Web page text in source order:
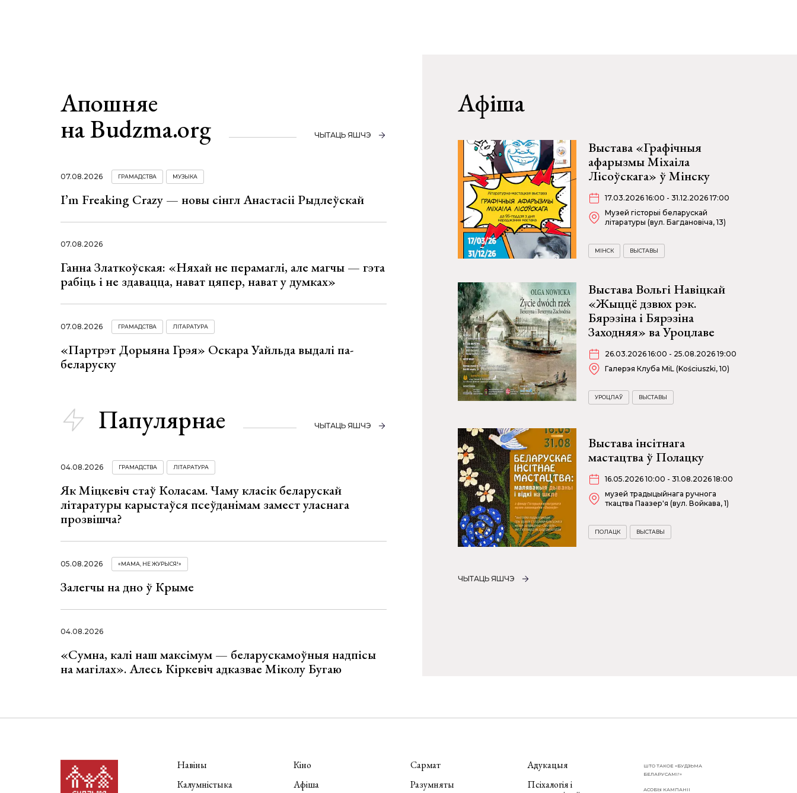
Апошняе
на Budzma.org
ЧЫТАЦЬ ЯШЧЭ
07.08.2026 ГРАМАДСТВА МУЗЫКА
I’m Freaking Crazy — новы сінгл Анастасіі Рыдлеўскай
07.08.2026
Ганна Златкоўская: «Няхай не перамаглі, але магчы — гэта
рабіць і не здавацца, нават цяпер, нават у думках»
07.08.2026 ГРАМАДСТВА ЛІТАРАТУРА
«Партрэт Дорыяна Грэя» Оскара Уайльда выдалі па-
беларуску
Папулярнае ЧЫТАЦЬ ЯШЧЭ
04.08.2026 ГРАМАДСТВА ЛІТАРАТУРА
Як Міцкевіч стаў Коласам. Чаму класік беларускай
літаратуры карыстаўся псеўданімам замест уласнага
прозвішча?
05.08.2026 «МАМА, НЕ ЖУРЫСЯ!»
Залегчы на дно ў Крыме
04.08.2026
«Сумна, калі наш максімум — беларускамоўныя надпісы
на магілах». Алесь Кіркевіч адказвае Міколу Бугаю
Афіша
Выстава «Графічныя
афарызмы Міхаіла
Лісоўскага» ў Мінску
17.03.2026 16:00 - 31.12.2026 17:00
Музей гісторыі беларускай
літаратуры (вул. Багдановіча, 13)
МІНСК ВЫСТАВЫ
Выстава Вольгі Навіцкай
«Жыццё дзвюх рэк.
Бярэзіна і Бярэзіна
Заходняя» ва Уроцлаве
26.03.2026 16:00 - 25.08.2026 19:00
Галерэя Клуба MiL (Kościuszki, 10)
УРОЦЛАЎ ВЫСТАВЫ
Выстава інсітнага
мастацтва ў Полацку
16.05.2026 10:00 - 31.08.2026 18:00
музей традыцыйнага ручнога
ткацтва Паазер'я (вул. Войкава, 1)
ПОЛАЦК ВЫСТАВЫ
ЧЫТАЦЬ ЯШЧЭ
Навіны
Калумністыка
Кіно
Афіша
Сармат
Разумняты
Адукацыя
Псіхалогія і
ШТО ТАКОЕ «БУДЗЬМА
БЕЛАРУСАМІ!»
АСОБЫ КАМПАНІІ